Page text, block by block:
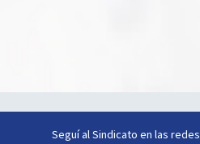
Seguí al Sindicato en las redes